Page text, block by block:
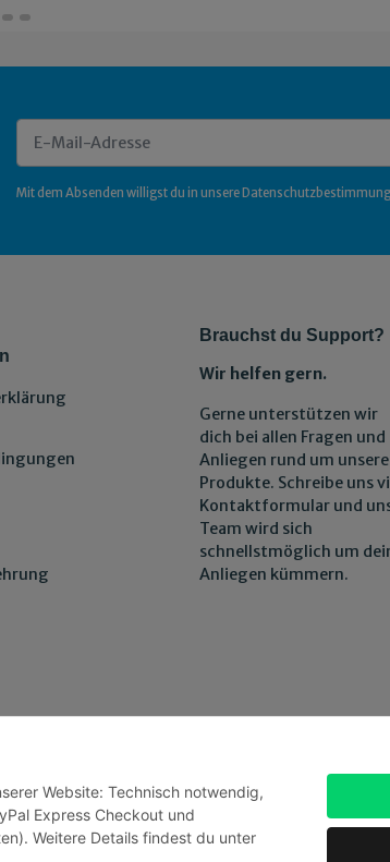
Website: Technisch notwendig,
Express Checkout und
Weitere Details findest du unter
Mit dem Absenden willigst du in unsere
Brauchst du Support?
Wir helfen gern.
Gerne unterstützen wir
dich bei allen Fragen und
Anliegen rund um unsere
Produkte. Schreibe uns
Kontaktformular und
Team wird sich
schnellstmöglich um
Anliegen kümmern.
Wir versenden via: